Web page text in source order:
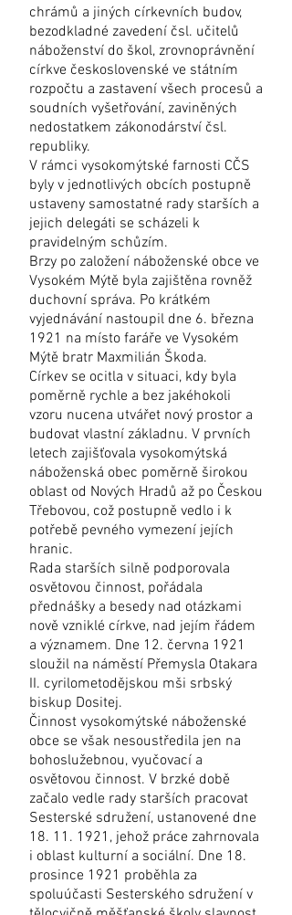
chrámů a jiných církevních budov,
bezodkladné zavedení čsl. učitelů
náboženství do škol, zrovnoprávnění
církve československé ve státním
rozpočtu a zastavení všech procesů a
soudních vyšetřování, zaviněných
nedostatkem zákonodárství čsl.
republiky.
V rámci vysokomýtské farnosti CČS
byly v jednotlivých obcích postupně
ustaveny samostatné rady starších a
jejich delegáti se scházeli k
pravidelným schůzím.
Brzy po založení náboženské obce ve
Vysokém Mýtě byla zajištěna rovněž
duchovní správa. Po krátkém
vyjednávání nastoupil dne 6. března
1921 na místo faráře ve Vysokém
Mýtě bratr Maxmilián Škoda.
Církev se ocitla v situaci, kdy byla
poměrně rychle a bez jakéhokoli
vzoru nucena utvářet nový prostor a
budovat vlastní základnu. V prvních
letech zajišťovala vysokomýtská
náboženská obec poměrně širokou
oblast od Nových Hradů až po Českou
Třebovou, což postupně vedlo i k
potřebě pevného vymezení jejích
hranic.
Rada starších silně podporovala
osvětovou činnost, pořádala
přednášky a besedy nad otázkami
nově vzniklé církve, nad jejím řádem
a významem. Dne 12. června 1921
sloužil na náměstí Přemysla Otakara
II. cyrilometodějskou mši srbský
biskup Dositej.
Činnost vysokomýtské náboženské
obce se však nesoustředila jen na
bohoslužebnou, vyučovací a
osvětovou činnost. V brzké době
začalo vedle rady starších pracovat
Sesterské sdružení, ustanovené dne
18. 11. 1921 , jehož práce zahrnovala
i oblast kulturní a sociální. Dne 18.
prosince 1921 proběhla za
spoluúčasti Sesterského sdružení v